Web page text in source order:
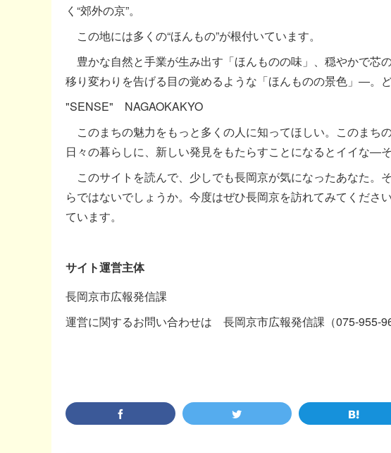
く“郊外の京”。
この地には多くの“ほんもの”が根付いています。
豊かな自然と手業が生み出す「ほんものの味」、穏やかで芯
移り変わりを告げる目の覚めるような「ほんものの景色」―。
"SENSE" NAGAOKAKYO
このまちの魅力をもっと多くの人に知ってほしい。このまち
日々の暮らしに、新しい発見をもたらすことになるとイイな―
このサイトを読んで、少しでも長岡京が気になったあなた。
らではないでしょうか。今度はぜひ長岡京を訪れてみてくださ
ています。
サイト運営主体
長岡京市広報発信課
運営に関するお問い合わせは 長岡京市広報発信課（075-955-